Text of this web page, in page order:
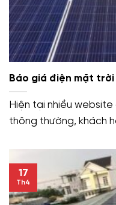
Báo giá điện mặt
Hiện tại nhiều
thông thường, khách
17
Th4